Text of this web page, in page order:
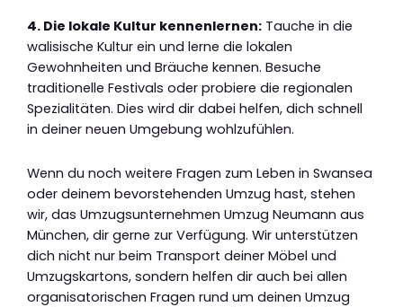
4. Die lokale Kultur kennenlernen: Tauche in die
walisische Kultur ein und lerne die lokalen
Gewohnheiten und Bräuche kennen. Besuche
traditionelle Festivals oder probiere die regionalen
Spezialitäten. Dies wird dir dabei helfen, dich schnell
in deiner neuen Umgebung wohlzufühlen.
Wenn du noch weitere Fragen zum Leben in Swansea
oder deinem bevorstehenden Umzug hast, stehen
wir, das Umzugsunternehmen Umzug Neumann aus
München, dir gerne zur Verfügung. Wir unterstützen
dich nicht nur beim Transport deiner Möbel und
Umzugskartons, sondern helfen dir auch bei allen
organisatorischen Fragen rund um deinen Umzug